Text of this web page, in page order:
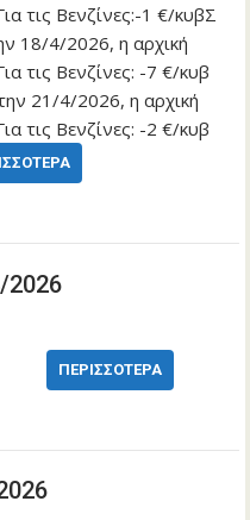
τις Βενζίνες:-1 €/κυβΣ
18/4/2026, η αρχική
τις Βενζίνες: -7 €/κυβ
21/4/2026, η αρχική
τις Βενζίνες: -2 €/κυβ
2026
ΠΕΡΙΣΣΌΤΕΡΑ